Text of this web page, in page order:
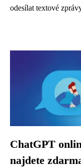
odesílat textové
ChatGPT
najdete